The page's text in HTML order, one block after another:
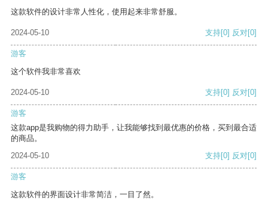
这款软件的设计非常人性化，使用起来非常舒服。
2024-05-10 支持[0] 反对[0]
游客
这个软件我非常喜欢
2024-05-10 支持[0] 反对[0]
游客
这款app是我购物的得力助手，让我能够找到最优惠的价格，买到最合适
的商品。
2024-05-10
支持[0] 反对[0]
游客
这款软件的界面设计非常简洁，一目了然。